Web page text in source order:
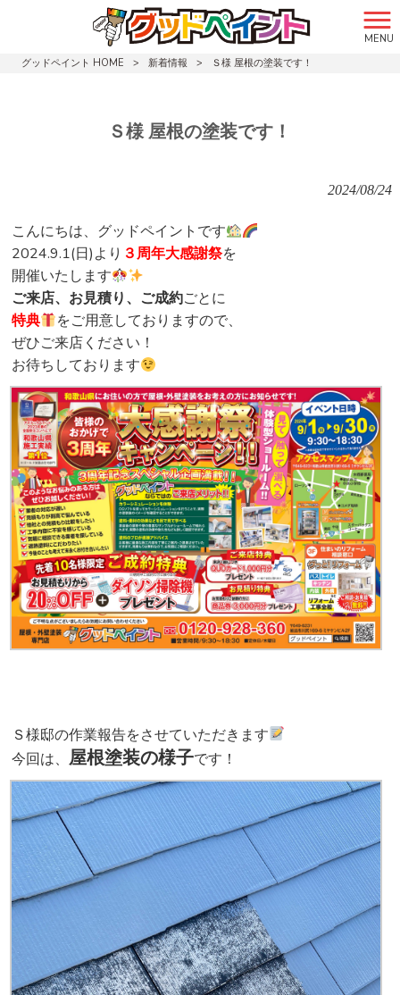
MENU
グッドペイント HOME
> 新着情報 > Ｓ様 屋根の塗装です！
Ｓ様 屋根の塗装です！
2024/08/24
こんにちは、グッドペイントです
2024.9.1(日)より ３周年大感謝祭を
開催いたします
ご来店、お見積り、ご成約ごとに
特典
をご用意しておりますので、
ぜひご来店ください！
お待ちしております
Ｓ様邸の作業報告をさせていただきます
今回は、 屋根塗装の様子です！